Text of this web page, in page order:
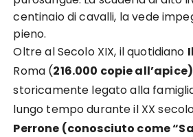
centinaio di cavalli, la vede
pieno.
Oltre al Secolo XIX, il quotidiano
Roma (216.000 copie all’apice)
storicamente legato alla
lungo tempo durante il XX
Perrone (conosciuto come